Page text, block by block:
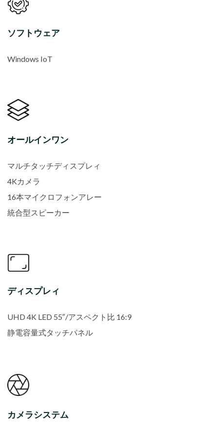
ソフトウェア
Windows IoT
オールインワン
マルチタッチディスプレィ
4Kカメラ
16本マイクロフォンアレー
統合型スピーカー
ディスプレィ
UHD 4K LED 55″/アスペクト比 16:9
静電容量式タッチパネル
カメラシステム